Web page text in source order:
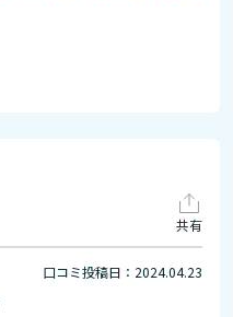
共有
口コミ投稿日：2024.04.23